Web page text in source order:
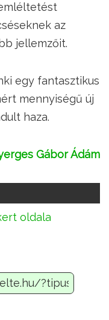
az
jellemzőit.
egy fantasztikus
mennyiségű új
haza.
Gábor Ádám
oldala